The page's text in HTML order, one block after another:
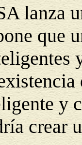
lanza
que
y
crear